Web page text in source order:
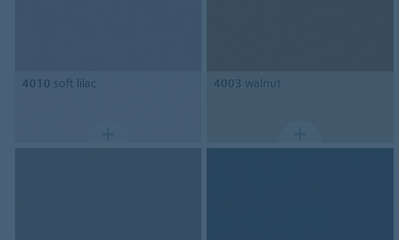
4010 soft lilac 4003 walnut